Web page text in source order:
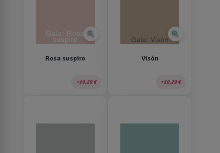
zoom_in
Rosa suspiro
10,29 €
zoom_in
Visón
10,29 €